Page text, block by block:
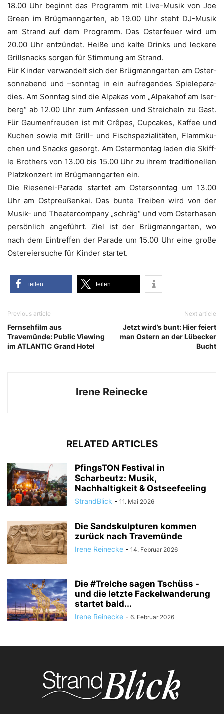
18.00 Uhr beginnt das Pro­gramm mit Live-Musik von Joe
Green im Brüg­mann­gar­ten, ab 19.00 Uhr steht DJ-Musik
am Strand auf dem Pro­gramm. Das Oster­feu­er wird um
20.00 Uhr ent­zün­det. Hei­ße und kal­te Drinks und lecke­re
Grills­nacks sor­gen für Stim­mung am Strand.
Für Kin­der ver­wan­delt sich der Brüg­mann­gar­ten am Oster­
sonn­abend und –sonn­tag in ein auf­re­gen­des Spie­le­pa­ra­
dies. Am Sonn­tag sind die Alpa­kas vom „Alpak­ahof am Iser­
berg“ ab 12.00 Uhr zum Anfas­sen und Strei­cheln zu Gast.
Für Gau­men­freu­den ist mit Crê­pes, Cup­ca­kes, Kaf­fee und
Kuchen sowie mit Grill- und Fisch­spe­zia­li­tä­ten, Flamm­ku­
chen und Snacks gesorgt. Am Oster­mon­tag laden die Skiff­
le Brot­hers von 13.00 bis 15.00 Uhr zu ihrem tra­di­tio­nel­len
Platz­kon­zert im Brüg­mann­gar­ten ein.
Die Rie­sen­ei-Para­de star­tet am Oster­sonn­tag um 13.00
Uhr am Ost­preu­ßen­kai. Das bun­te Trei­ben wird von der
Musik- und Thea­ter­com­pa­ny „schräg“ und vom Oster­ha­sen
per­sön­lich ange­führt. Ziel ist der Brüg­mann­gar­ten, wo
nach dem Ein­tref­fen der Para­de um 15.00 Uhr eine gro­ße
Oster­ei­er­su­che für Kin­der startet.
tei­len tei­len
Previous article
Fernsehfilm aus
Travemünde: Public Viewing
im ATLANTIC Grand Hotel
Next article
Jetzt wird’s bunt: Hier feiert
man Ostern an der Lübecker
Bucht
Irene Reinecke
RELATED ARTICLES
PfingsTON Festival in
Scharbeutz: Musik,
Nachhaltigkeit & Ostseefeeling
StrandBlick - 11. Mai 2026
Die Sandskulpturen kommen
zurück nach Travemünde
Irene Reinecke - 14. Februar 2026
Die #Trelche sagen Tschüss -
und die letzte Fackelwanderung
startet bald...
Irene Reinecke - 6. Februar 2026